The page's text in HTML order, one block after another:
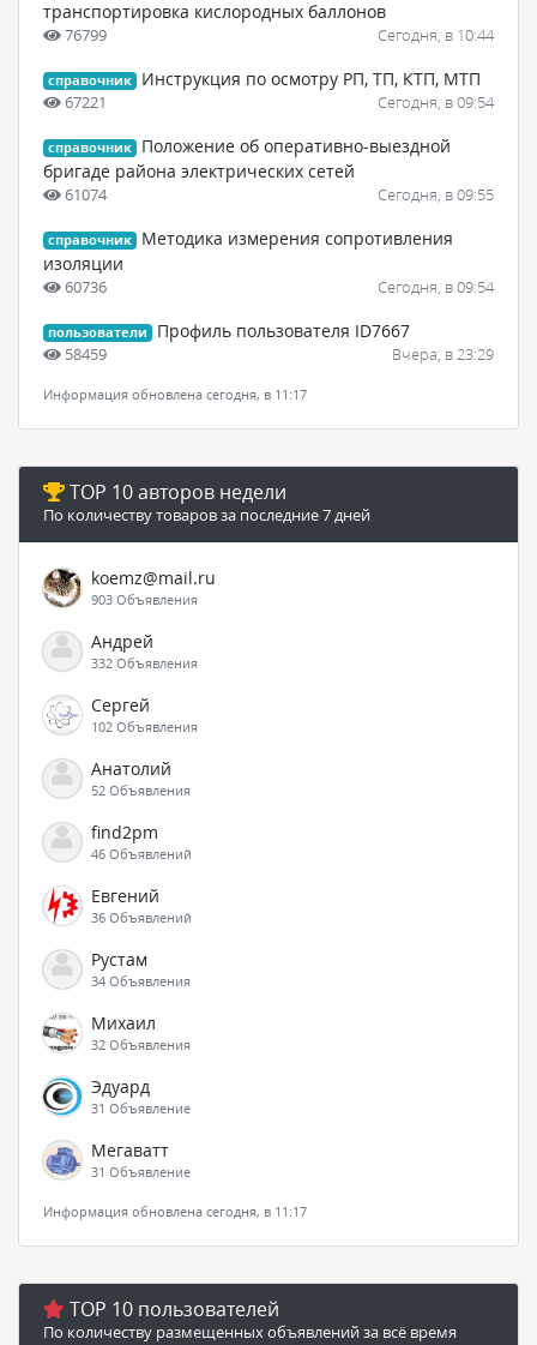
транспортировка кислородных баллонов
76799 Сегодня, в 10:44
справочник Инструкция по осмотру РП, ТП, КТП, МТП
67221 Сегодня, в 09:54
справочник
Положение об оперативно-выездной
бригаде района электрических сетей
61074 Сегодня, в 09:55
справочник
Методика измерения сопротивления
изоляции
60736 Сегодня, в 09:54
пользователи Профиль пользователя ID7667
58459 Вчера, в 23:29
Информация обновлена сегодня, в 11:17
TOP 10 авторов недели
По количеству товаров за последние 7 дней
koemz@mail.ru
903 Объявления
Андрей
332 Объявления
Сергей
102 Объявления
Анатолий
52 Объявления
find2pm
46 Объявлений
Евгений
36 Объявлений
Рустам
34 Объявления
Михаил
32 Объявления
Эдуард
31 Объявление
Мегаватт
31 Объявление
Информация обновлена сегодня, в 11:17
TOP 10 пользователей
По количеству размещенных объявлений за всё время